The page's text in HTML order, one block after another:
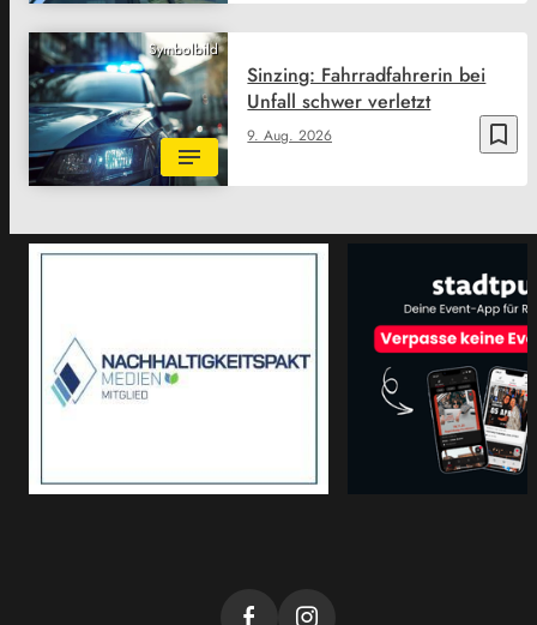
Symbolbild
bookmark_border
9. Aug. 2026
Sinzing: Fahrradfahrerin bei
Unfall schwer verletzt